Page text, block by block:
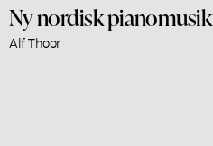
Ny nordisk pianomusik
Alf Thoor